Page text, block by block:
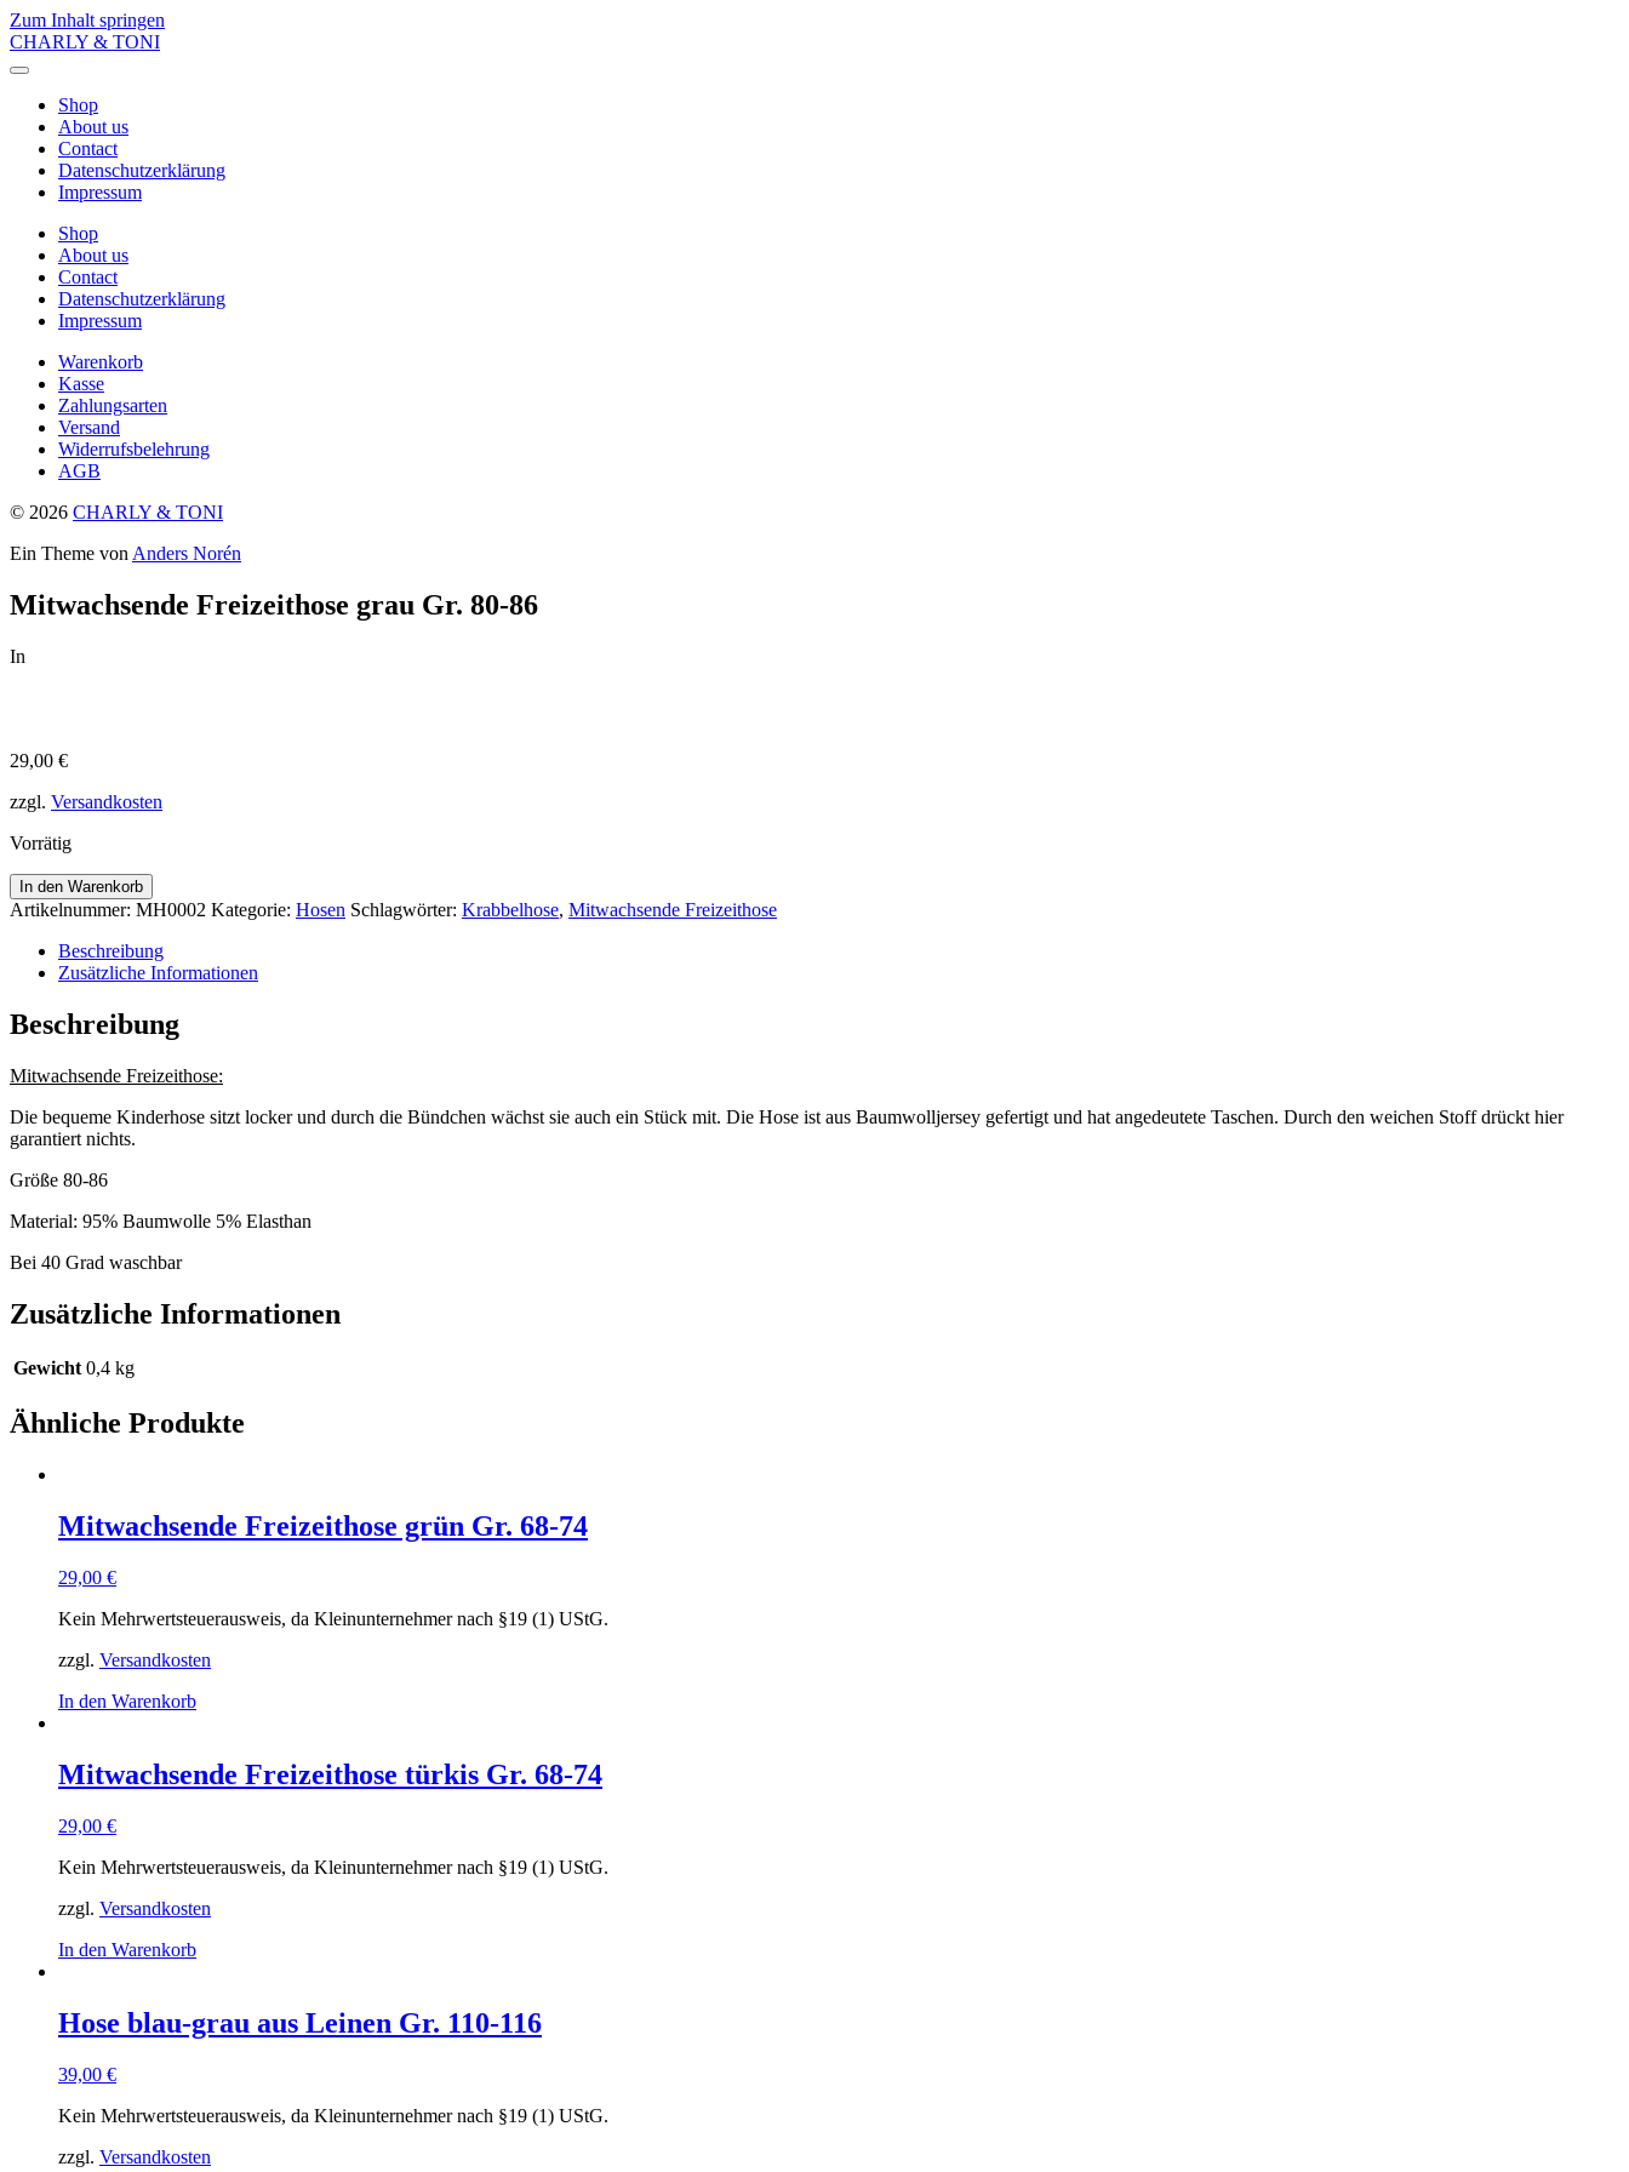
Zum Inhalt springen
CHARLY & TONI
Menü
umschalten
Shop
About us
Contact
Datenschutzerklärung
Impressum
Shop
About us
Contact
Datenschutzerklärung
Impressum
Warenkorb
Kasse
Zahlungsarten
Versand
Widerrufsbelehrung
AGB
© 2026 CHARLY & TONI
Ein Theme von Anders Norén
Mitwachsende Freizeithose grau Gr. 80-86
In
29,00 €
zzgl. Versandkosten
Vorrätig
In den Warenkorb
Artikelnummer: MH0002 Kategorie: Hosen Schlagwörter: Krabbelhose, Mitwachsende Freizeithose
Beschreibung
Zusätzliche Informationen
Beschreibung
Mitwachsende Freizeithose:
Die bequeme Kinderhose sitzt locker und durch die Bündchen wächst sie auch ein Stück mit. Die Hose ist aus Baumwolljersey gefertigt und hat angedeutete Taschen. Durch den weichen Stoff drückt hier
garantiert nichts.
Größe 80-86
Material: 95% Baumwolle 5% Elasthan
Bei 40 Grad waschbar
Zusätzliche Informationen
Gewicht 0,4 kg
Ähnliche Produkte
Mitwachsende Freizeithose grün Gr. 68-74
29,00 €
Kein Mehrwertsteuerausweis, da Kleinunternehmer nach §19 (1) UStG.
zzgl. Versandkosten
In den Warenkorb
Mitwachsende Freizeithose türkis Gr. 68-74
29,00 €
Kein Mehrwertsteuerausweis, da Kleinunternehmer nach §19 (1) UStG.
zzgl. Versandkosten
In den Warenkorb
Hose blau-grau aus Leinen Gr. 110-116
39,00 €
Kein Mehrwertsteuerausweis, da Kleinunternehmer nach §19 (1) UStG.
zzgl. Versandkosten